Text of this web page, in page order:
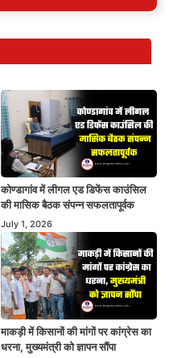
कोण्डागांव में लीगल एड डिफेंस काउंसिल
की मासिक बैठक संपन्न सफलतापूर्वक
July 1, 2026
माकड़ी में किसानों की मांगों पर कांग्रेस का
धरना, मुख्यमंत्री को ज्ञापन सौंपा